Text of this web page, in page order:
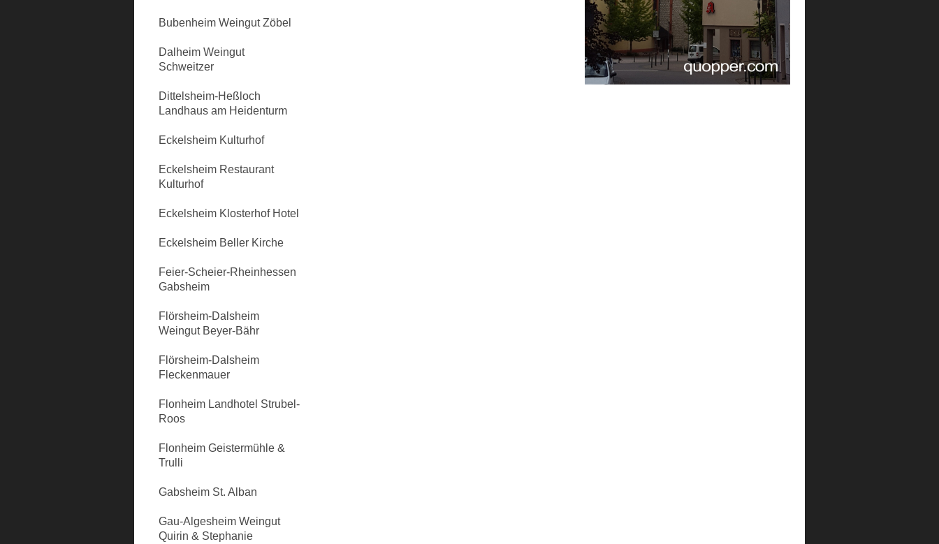
Bubenheim Weingut Zöbel
Dalheim Weingut
Schweitzer
Dittelsheim-Heßloch
Landhaus am Heidenturm
Eckelsheim Kulturhof
Eckelsheim Restaurant
Kulturhof
Eckelsheim Klosterhof Hotel
Eckelsheim Beller Kirche
Feier-Scheier-Rheinhessen
Gabsheim
Flörsheim-Dalsheim
Weingut Beyer-Bähr
Flörsheim-Dalsheim
Fleckenmauer
Flonheim Landhotel Strubel-
Roos
Flonheim Geistermühle &
Trulli
Gabsheim St. Alban
Gau-Algesheim Weingut
Quirin & Stephanie